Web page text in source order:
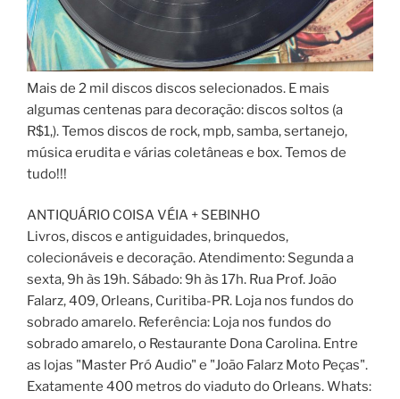
Mais de 2 mil discos discos selecionados. E mais
algumas centenas para decoração: discos soltos (a
R$1,). Temos discos de rock, mpb, samba, sertanejo,
música erudita e várias coletâneas e box. Temos de
tudo!!!
ANTIQUÁRIO COISA VÉIA + SEBINHO
Livros, discos e antiguidades, brinquedos,
colecionáveis e decoração. Atendimento: Segunda a
sexta, 9h às 19h. Sábado: 9h às 17h. Rua Prof. João
Falarz, 409, Orleans, Curitiba-PR. Loja nos fundos do
sobrado amarelo. Referência: Loja nos fundos do
sobrado amarelo, o Restaurante Dona Carolina. Entre
as lojas "Master Pró Audio" e "João Falarz Moto Peças".
Exatamente 400 metros do viaduto do Orleans. Whats: